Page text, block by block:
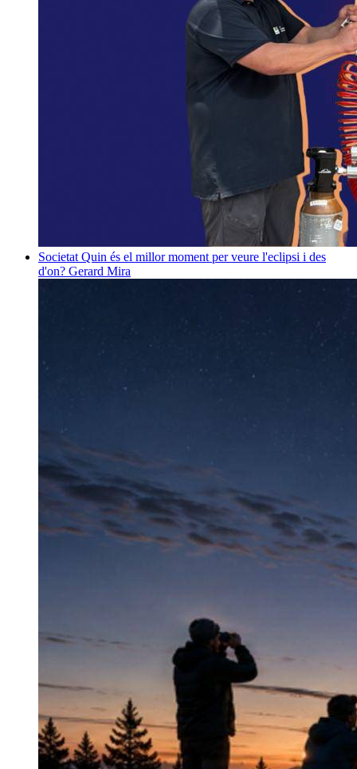
Societat Quin és el millor moment per veure l'eclipsi i des
d'on? Gerard Mira